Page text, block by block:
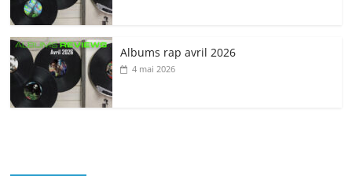
Albums rap avril 2026
4 mai 2026